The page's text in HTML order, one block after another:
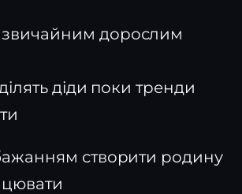
дорослим
діди поки тренди
створити родину